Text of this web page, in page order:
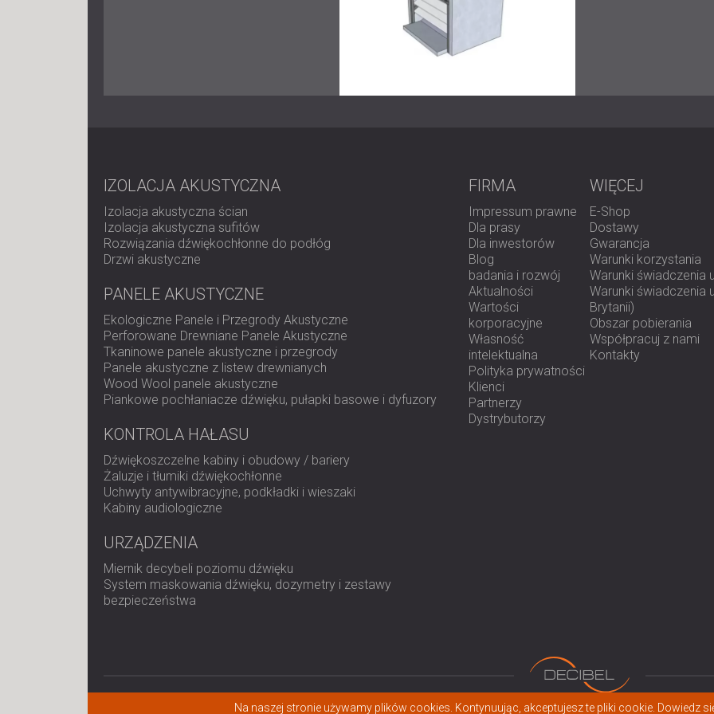
Po zakończeniu instalacji nasz zespół
poziom hałasu na poziomie 82,1 dB. To
Pomyślne wdrożenie tego rozwiązania nie
produktywnemu środowisku pracy.
Jeśli w Twoim zakładzie występuje problem
poznać dostosowane rozwiązania w
miejscu pracy.
IZOLACJA AKUSTYCZNA
Izolacja akustyczna ścian
Izolacja akustyczna sufitów
Rozwiązania dźwiękochłonne do podłóg
Drzwi akustyczne
PANELE AKUSTYCZNE
Ekologiczne Panele i Przegrody Akustyczne
Perforowane Drewniane Panele Akustyczne
Tkaninowe panele akustyczne i przegrody
Panele akustyczne z listew drewnianych
Wood Wool panele akustyczne
Piankowe pochłaniacze dźwięku, pułapki basowe i dyfuzory
KONTROLA HAŁASU
Dźwiękoszczelne kabiny i obudowy / bariery
Żaluzje i tłumiki dźwiękochłonne
Uchwyty antywibracyjne, podkładki i wieszaki
Kabiny audiologiczne
URZĄDZENIA
Miernik decybeli poziomu dźwięku
System maskowania dźwięku, dozymetry i zestawy
bezpieczeństwa
FIRMA
Impressum prawne
Dla prasy
Dla inwestorów
Blog
badania i rozwój
Aktualności
Wartości
korporacyjne
Własność
intelektualna
Polityka prywatności
Klienci
Partnerzy
Dystrybutorzy
WIĘCEJ
E-Shop
Dostawy
Gwarancja
Warunki korzystania
Warunki świadczenia
Warunki świadczenia
Brytanii)
Obszar pobierania
Współpracuj z nami
Kontakty
Na naszej stronie używamy plików cookies. Kontynuując, akceptujesz te pliki cookie. Dowiedz